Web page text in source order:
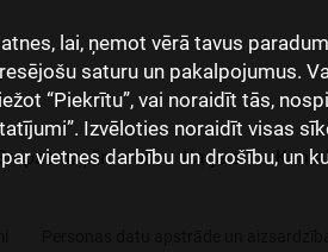
lai, ņemot vērā tavus
saturu un pakalpojumus.
“Piekrītu”, vai noraidīt tās,
Izvēloties noraidīt visas
vietnes darbību un drošību, un
uzņēmumi Karjera